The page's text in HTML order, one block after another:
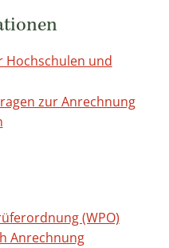
Hochschulen und
zur Anrechnung
(WPO)
Anrechnung